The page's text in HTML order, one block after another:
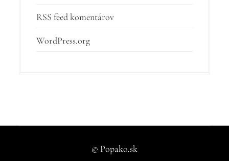
RSS feed komentárov
WordPress.org
© Popako.sk